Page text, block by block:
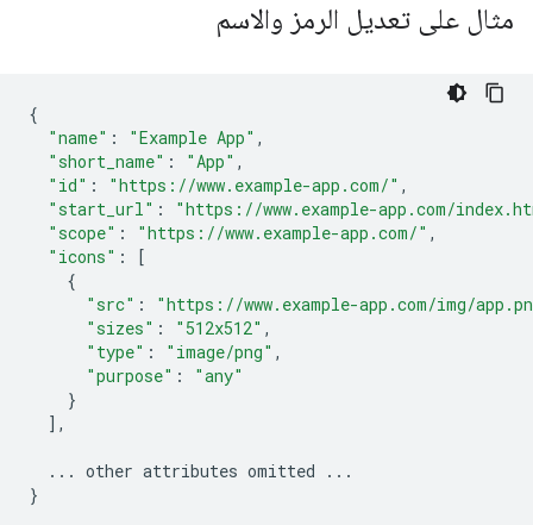
مثال على تعديل الرمز والاسم
{
"name" : "Example App" ,
"short_name" : "App" ,
"id" : "https://www.example-app.com/" ,
"start_url" :
"https://www.example-app.com/
"scope" : "https://www.example-app.com/" ,
"icons" :
[
{
"src" :
"https://www.example-app.com/img/
"sizes" : "512x512" ,
"type" : "image/png" ,
"purpose" :
"any"
}
],
... other attributes omitted
...
}